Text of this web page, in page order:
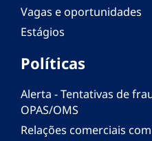
Vagas e oportunidades
Estágios
Políticas
Alerta - Tentativas de
OPAS/OMS
Relações comerciais com